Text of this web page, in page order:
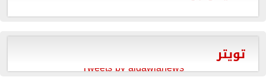
تويتر
Tweets by aldawlanews